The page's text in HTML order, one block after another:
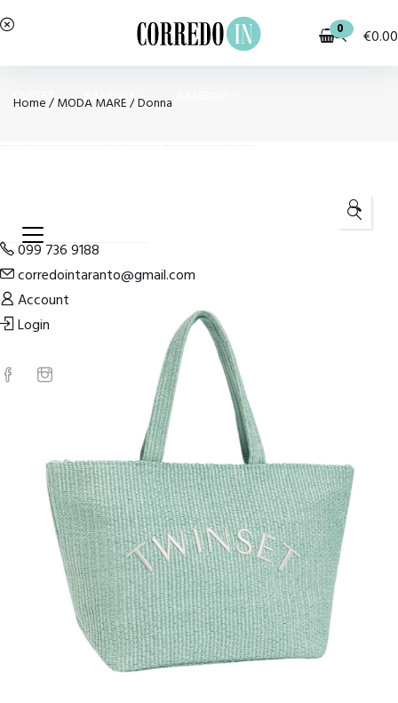
0 €0.00
OUTLET BAMBINA
099 736 9188
corredointaranto@gmail.com
Account
Login
Home/MODA MARE/Donna
🔍